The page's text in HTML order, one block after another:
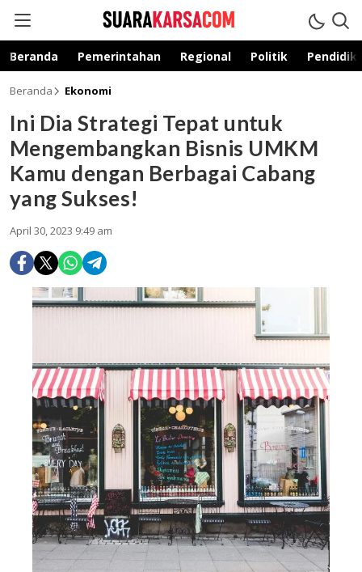
suarakarsa.com
Informasi terpercaya
Beranda Pemerintahan Regional Politik
Beranda Ekonomi
Ini Dia Strategi Tepat untuk
Mengembangkan Bisnis UMKM
Kamu dengan Berbagai Cabang
yang Sukses!
April 30, 2023 9:49 am